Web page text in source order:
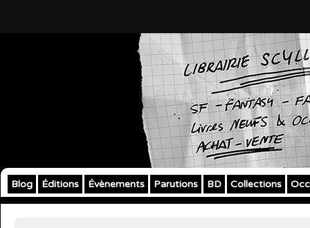
Blog Éditions Évènements Parutions BD Collections